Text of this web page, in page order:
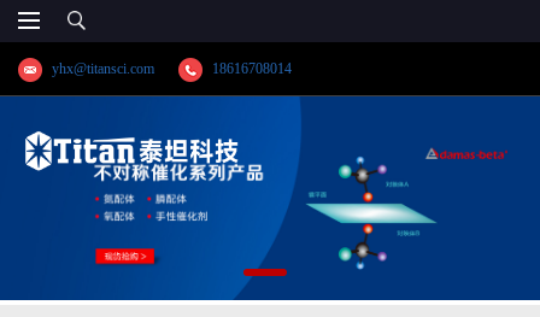
yhx@titansci.com 18616708014